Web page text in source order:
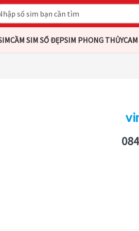
CẦM SIM SỐ ĐẸPSIM PHONG THỦY